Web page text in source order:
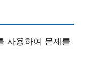
사용하여 문제를